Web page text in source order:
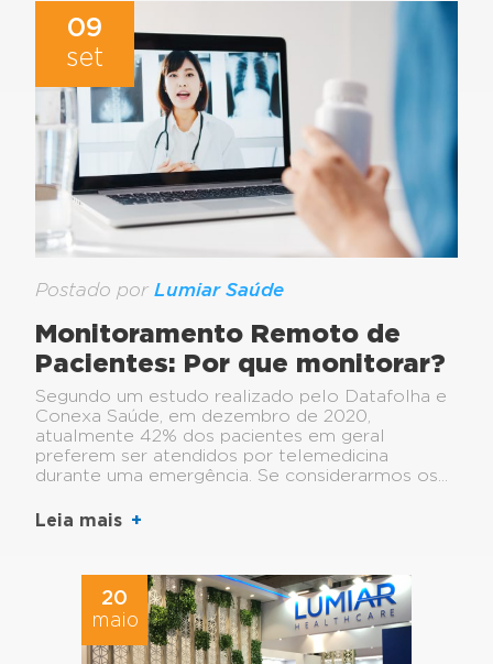
09
set
Postado porLumiar Saúde
Monitoramento Remoto de
Pacientes: Por que monitorar?
Segundo um estudo realizado pelo Datafolha e
Conexa Saúde, em dezembro de 2020,
atualmente 42% dos pacientes em geral
preferem ser atendidos por telemedicina
durante uma emergência. Se considerarmos os...
Leia mais
20
maio